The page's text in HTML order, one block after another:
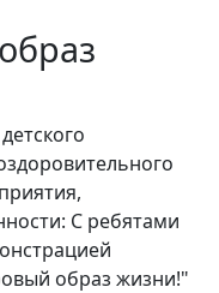
С ребятами
образ жизни!"